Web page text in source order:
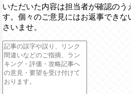
いただいた内容は担当者が確認のう
す。個々のご意見にはお返事できな
さいませ。